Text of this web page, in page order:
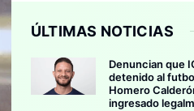
ÚLTIMAS NOTICIAS
Denuncian que
detenido al
Homero
ingresado